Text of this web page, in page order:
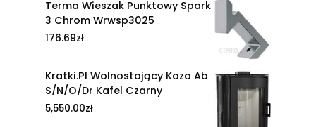
Terma Wieszak Punktowy Spark
3 Chrom Wrwsp3025
176.69zł
Kratki.Pl Wolnostojący Koza Ab
S/N/O/Dr Kafel Czarny
5,550.00zł